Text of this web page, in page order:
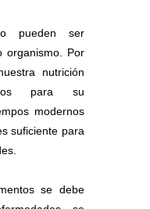
pueden ser
organismo. Por
nutrición
para su
modernos
suficiente para
se debe